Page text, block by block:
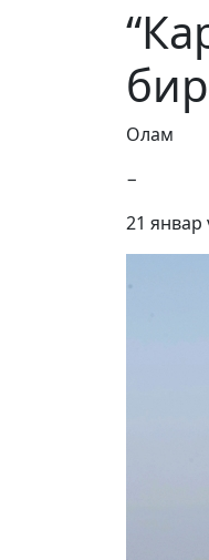
Олам
−
21 январ